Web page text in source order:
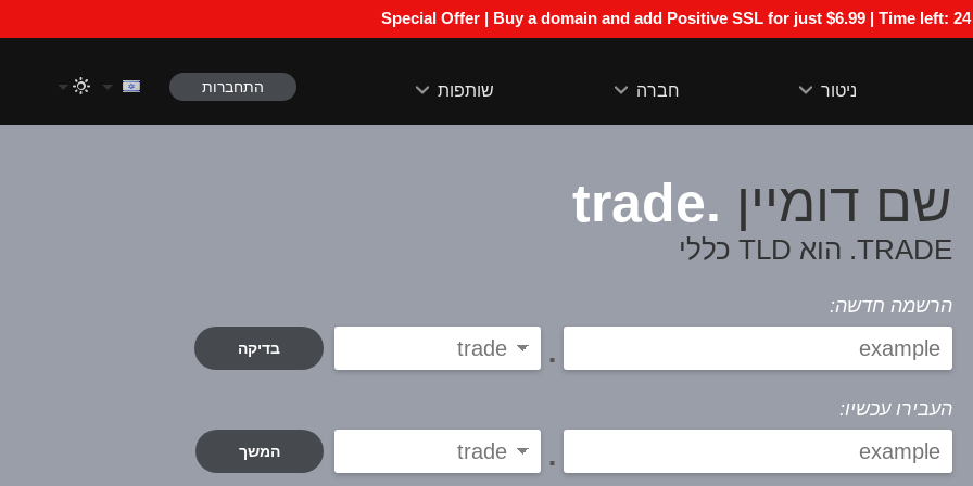
Special Offer | Buy a domain and add Positive SSL for just $6.99 | Time left:
ניטור חברה שותפות התחברות
שם דומיין .trade
TRADE. הוא TLD כללי
הרשמה חדשה:
. בדיקה
העבירו עכשיו:
. המשך